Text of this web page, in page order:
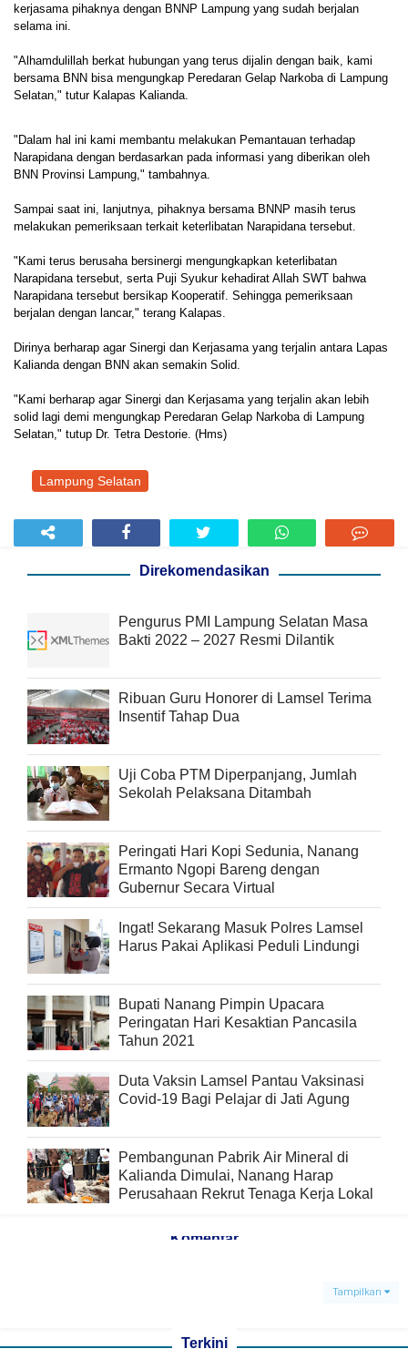
kerjasama pihaknya dengan BNNP Lampung yang sudah berjalan
selama ini.
"Alhamdulillah berkat hubungan yang terus dijalin dengan baik, kami
bersama BNN bisa mengungkap Peredaran Gelap Narkoba di Lampung
Selatan," tutur Kalapas Kalianda.
"Dalam hal ini kami membantu melakukan Pemantauan terhadap
Narapidana dengan berdasarkan pada informasi yang diberikan oleh
BNN Provinsi Lampung," tambahnya.
Sampai saat ini, lanjutnya, pihaknya bersama BNNP masih terus
melakukan pemeriksaan terkait keterlibatan Narapidana tersebut.
"Kami terus berusaha bersinergi mengungkapkan keterlibatan
Narapidana tersebut, serta Puji Syukur kehadirat Allah SWT bahwa
Narapidana tersebut bersikap Kooperatif. Sehingga pemeriksaan
berjalan dengan lancar," terang Kalapas.
Dirinya berharap agar Sinergi dan Kerjasama yang terjalin antara Lapas
Kalianda dengan BNN akan semakin Solid.
"Kami berharap agar Sinergi dan Kerjasama yang terjalin akan lebih
solid lagi demi mengungkap Peredaran Gelap Narkoba di Lampung
Selatan," tutup Dr. Tetra Destorie. (Hms)
Lampung Selatan
Direkomendasikan
Pengurus PMI Lampung Selatan Masa
Bakti 2022 – 2027 Resmi Dilantik
Ribuan Guru Honorer di Lamsel Terima
Insentif Tahap Dua
Uji Coba PTM Diperpanjang, Jumlah
Sekolah Pelaksana Ditambah
Peringati Hari Kopi Sedunia, Nanang
Ermanto Ngopi Bareng dengan
Gubernur Secara Virtual
Ingat! Sekarang Masuk Polres Lamsel
Harus Pakai Aplikasi Peduli Lindungi
Bupati Nanang Pimpin Upacara
Peringatan Hari Kesaktian Pancasila
Tahun 2021
Duta Vaksin Lamsel Pantau Vaksinasi
Covid-19 Bagi Pelajar di Jati Agung
Pembangunan Pabrik Air Mineral di
Kalianda Dimulai, Nanang Harap
Perusahaan Rekrut Tenaga Kerja Lokal
Komentar
Tampilkan
Terkini